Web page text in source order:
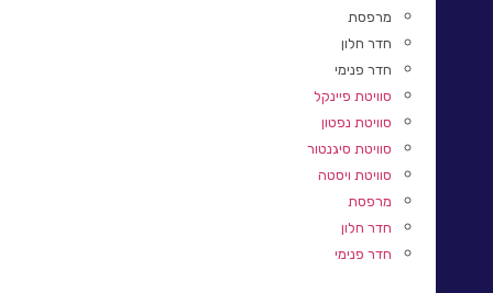
מרפסת
חדר חלון
חדר פנימי
סוויטת פיינקל
סוויטת נפטון
סוויטת סיגנטור
סוויטת ויסטה
מרפסת
חדר חלון
חדר פנימי